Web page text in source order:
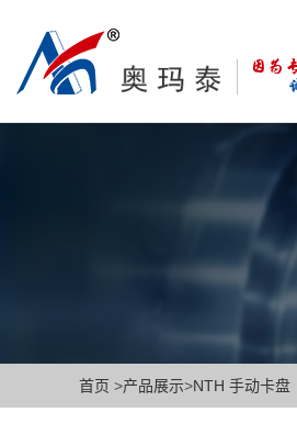
首页 >产品展示>NTH 手动卡盘